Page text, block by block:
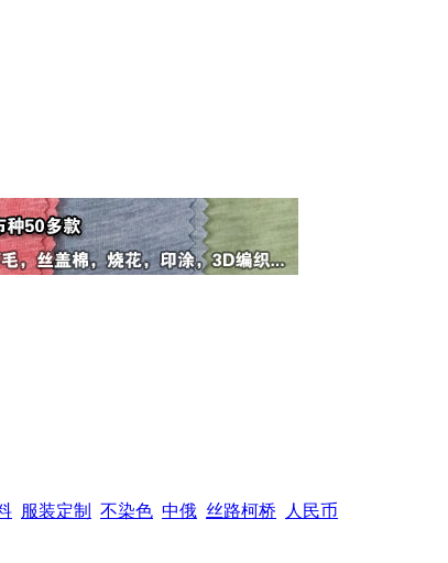
服装定制 不染色 中俄 丝路柯桥 人民币